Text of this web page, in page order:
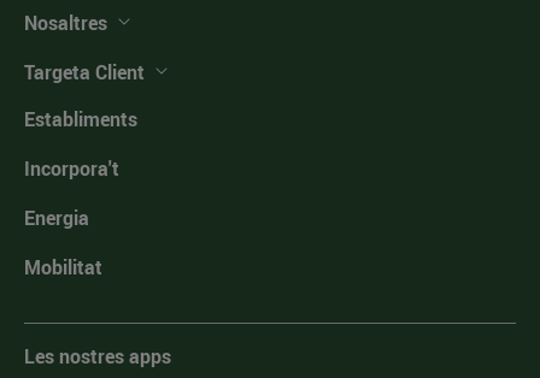
Nosaltres
Targeta Client
Establiments
Incorpora't
Energia
Mobilitat
Les nostres apps